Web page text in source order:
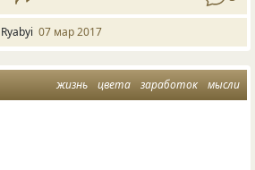
07 мар 2017
жизнь цвета заработок мысли